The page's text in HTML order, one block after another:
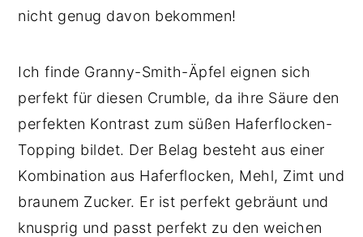
nicht genug davon bekommen!
Ich finde Granny-Smith-Äpfel eignen sich
perfekt für diesen Crumble, da ihre Säure den
perfekten Kontrast zum süßen Haferflocken-
Topping bildet. Der Belag besteht aus einer
Kombination aus Haferflocken, Mehl, Zimt und
braunem Zucker. Er ist perfekt gebräunt und
knusprig und passt perfekt zu den weichen